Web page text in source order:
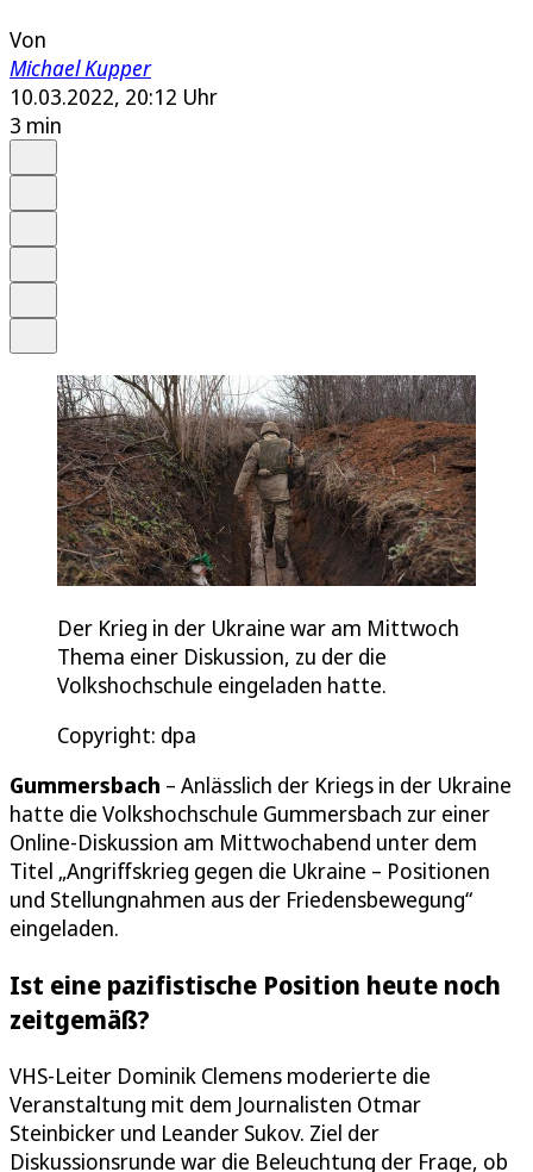
Von
Michael Kupper
10.03.2022, 20:12 Uhr
3 min
Der Krieg in der Ukraine war am Mittwoch
Thema einer Diskussion, zu der die
Volkshochschule eingeladen hatte.
Copyright: dpa
Gummersbach – Anlässlich der Kriegs in der Ukraine
hatte die Volkshochschule Gummersbach zur einer
Online-Diskussion am Mittwochabend unter dem
Titel „Angriffskrieg gegen die Ukraine – Positionen
und Stellungnahmen aus der Friedensbewegung“
eingeladen.
Ist eine pazifistische Position heute noch
zeitgemäß?
VHS-Leiter Dominik Clemens moderierte die
Veranstaltung mit dem Journalisten Otmar
Steinbicker und Leander Sukov. Ziel der
Diskussionsrunde war die Beleuchtung der Frage, ob